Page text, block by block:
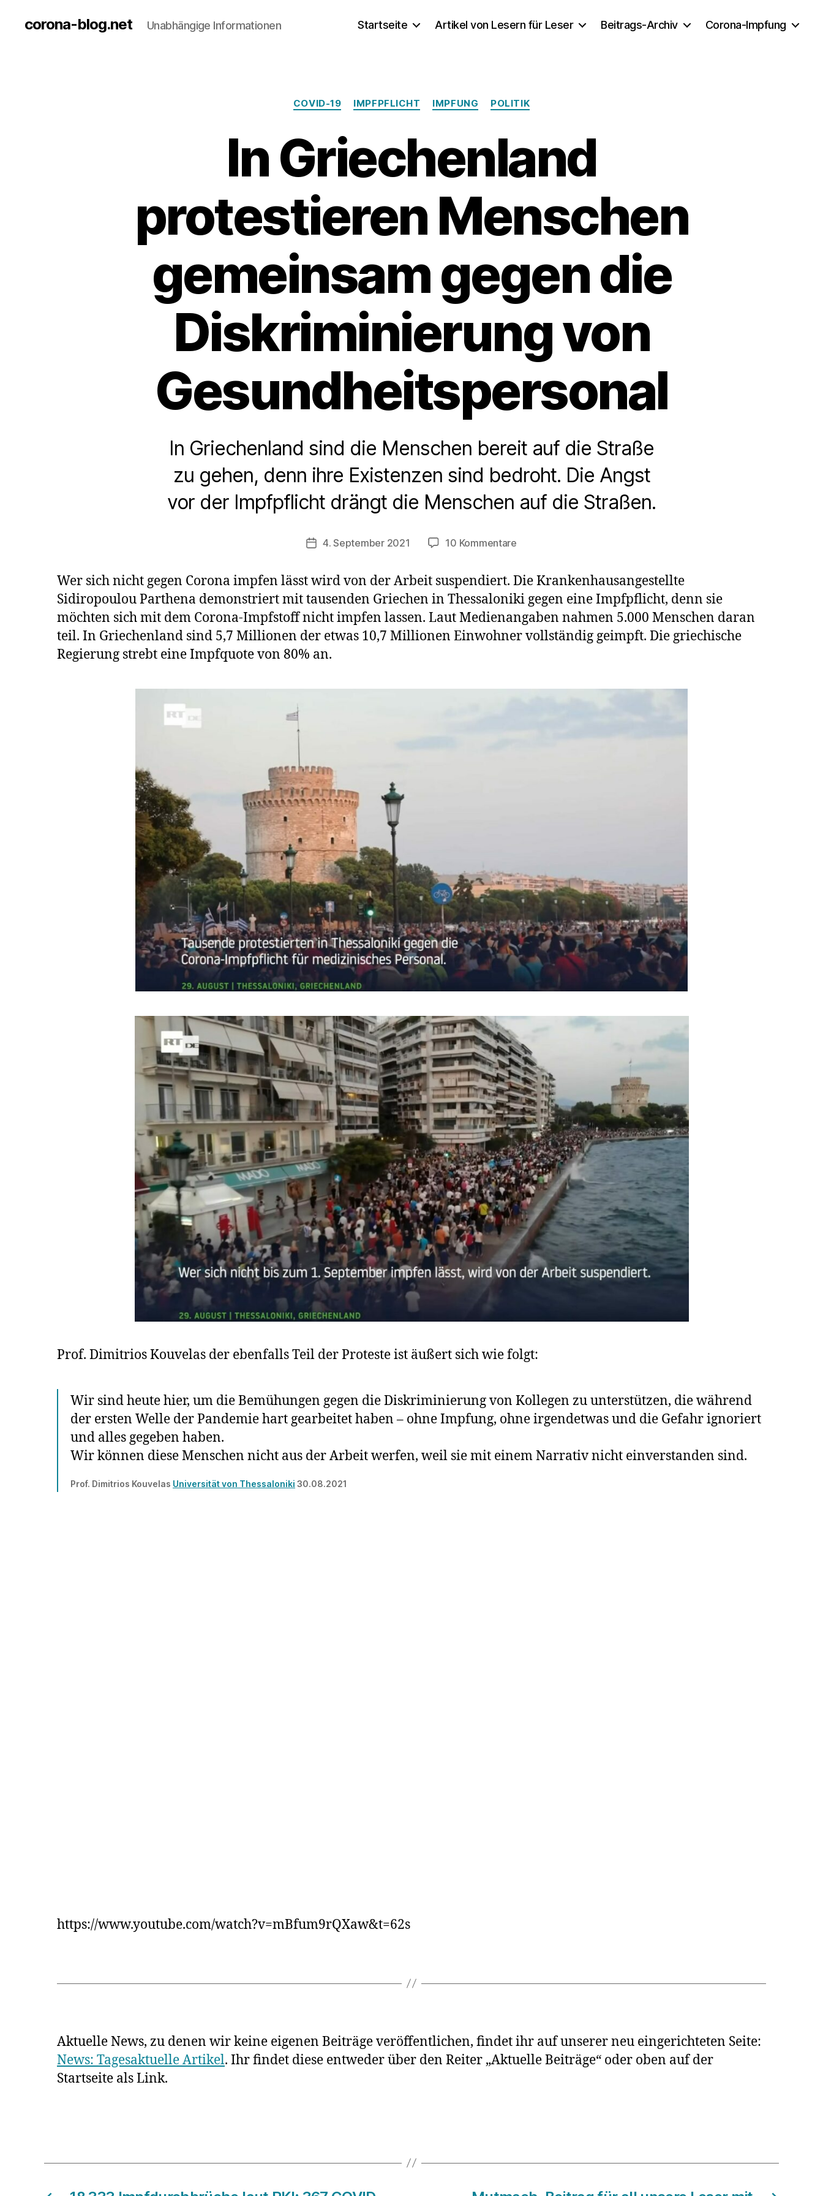
corona-blog.net Unabhängige Informationen Startseite Artikel von Lesern für Leser Beitrags-Archiv Corona-Impfung
Kategorien
COVID-19 IMPFPFLICHT IMPFUNG POLITIK
In Griechenland
protestieren Menschen
gemeinsam gegen die
Diskriminierung von
Gesundheitspersonal
In Griechenland sind die Menschen bereit auf die Straße
zu gehen, denn ihre Existenzen sind bedroht. Die Angst
vor der Impfpflicht drängt die Menschen auf die Straßen.
Veröffentlichungsdatum
4. September 2021 10 Kommentarezu
protestieren
Menschen
gemeinsam
gegen
Gesundheitspersonal
Wer sich nicht gegen Corona impfen lässt wird von der Arbeit suspendiert. Die Krankenhausangestellte
Sidiropoulou Parthena demonstriert mit tausenden Griechen in Thessaloniki gegen eine Impfpflicht, denn sie
möchten sich mit dem Corona-Impfstoff nicht impfen lassen. Laut Medienangaben nahmen 5.000 Menschen daran
teil. In Griechenland sind 5,7 Millionen der etwas 10,7 Millionen Einwohner vollständig geimpft. Die griechische
Regierung strebt eine Impfquote von 80% an.
Prof. Dimitrios Kouvelas der ebenfalls Teil der Proteste ist äußert sich wie folgt:
Wir sind heute hier, um die Bemühungen gegen die Diskriminierung von Kollegen zu unterstützen, die während
der ersten Welle der Pandemie hart gearbeitet haben – ohne Impfung, ohne irgendetwas und die Gefahr ignoriert
und alles gegeben haben.
Wir können diese Menschen nicht aus der Arbeit werfen, weil sie mit einem Narrativ nicht einverstanden sind.
Prof. Dimitrios Kouvelas Universität von Thessaloniki 30.08.2021
https://www.youtube.com/watch?v=mBfum9rQXaw&t=62s
Aktuelle News, zu denen wir keine eigenen Beiträge veröffentlichen, findet ihr auf unserer neu eingerichteten Seite:
News: Tagesaktuelle Artikel. Ihr findet diese entweder über den Reiter „Aktuelle Beiträge“ oder oben auf der
Startseite als Link.